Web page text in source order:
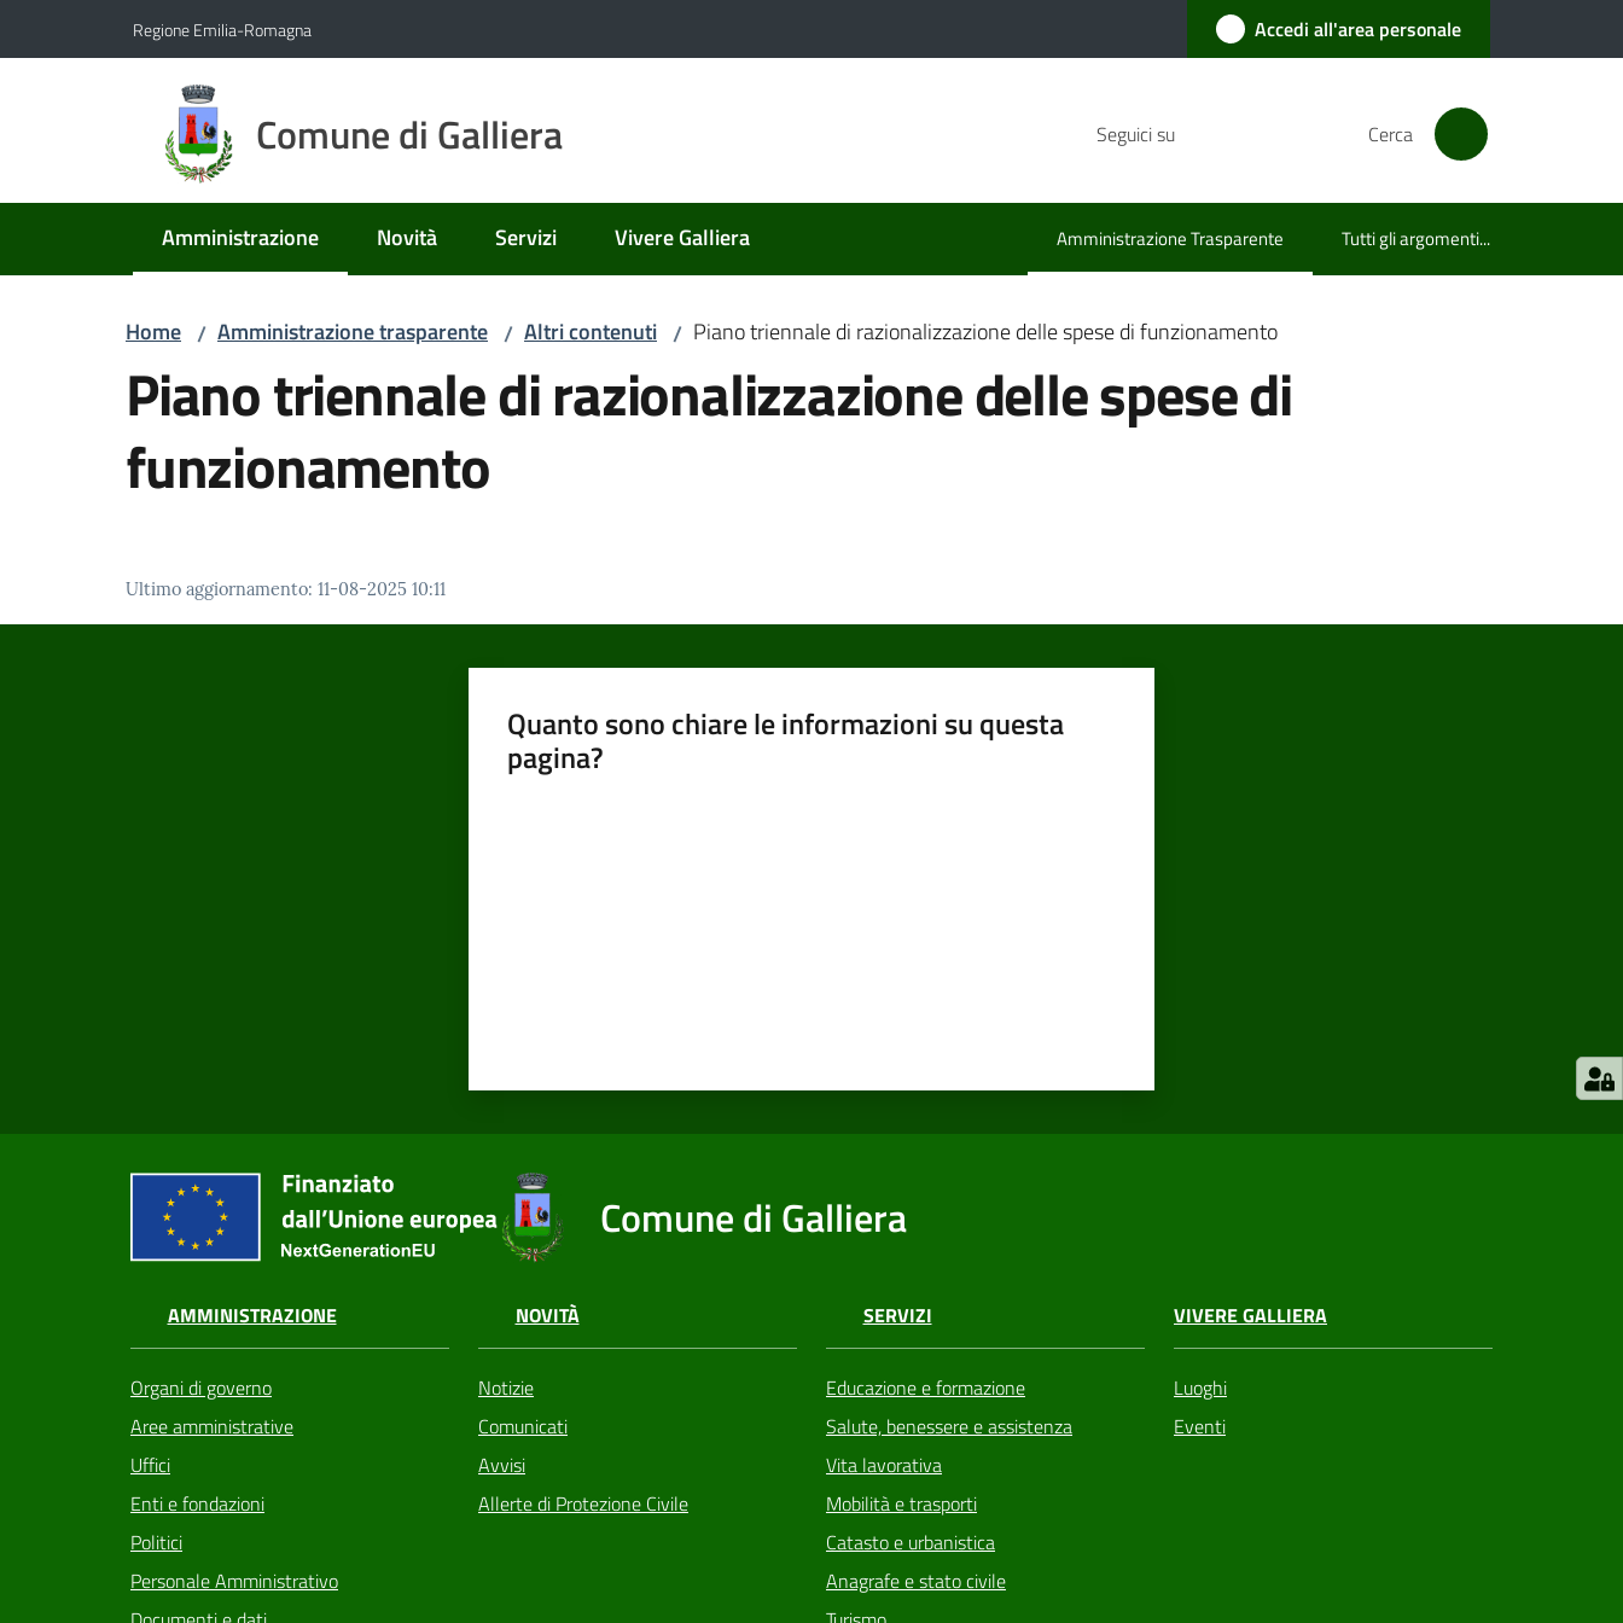
Regione Emilia-Romagna Accedi all'area personale
Comune di Galliera Seguici su Cerca
Amministrazione
Menu selezionato Novità Servizi Vivere Galliera Amministrazione Trasparente
Menu selezionato Tutti gli argomenti...
Home / Amministrazione trasparente / Altri contenuti / Piano triennale di razionalizzazione delle spese di funzionamento
Piano triennale di razionalizzazione delle spese di
funzionamento
Ultimo aggiornamento: 11-08-2025 10:11
Quanto sono chiare le informazioni su questa
pagina?
Comune di Galliera
AMMINISTRAZIONE
Organi di governo
Aree amministrative
Uffici
Enti e fondazioni
Politici
Personale Amministrativo
NOVITÀ
Notizie
Comunicati
Avvisi
Allerte di Protezione Civile
SERVIZI
Educazione e formazione
Salute, benessere e assistenza
Vita lavorativa
Mobilità e trasporti
Catasto e urbanistica
Anagrafe e stato civile
VIVERE GALLIERA
Luoghi
Eventi